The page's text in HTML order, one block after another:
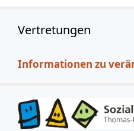
Vertretungen
Informationen zu